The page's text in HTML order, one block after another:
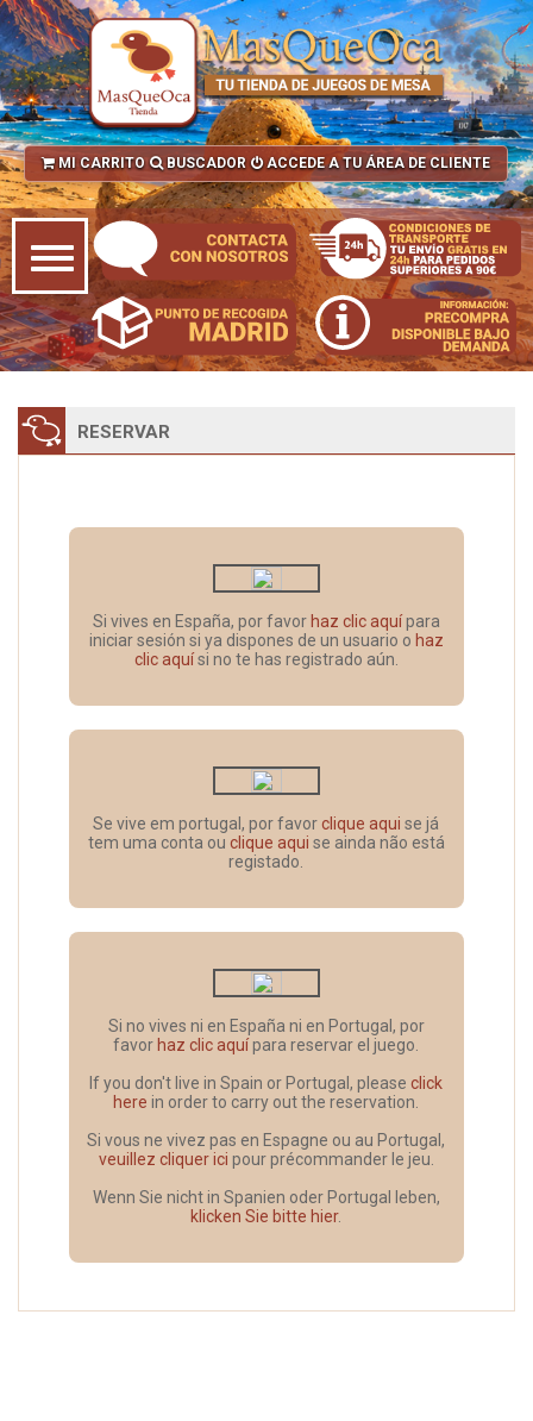
MI CARRITO BUSCADOR ACCEDE A TU ÁREA DE CLIENTE
RESERVAR
Si vives en España, por favor haz clic aquípara
iniciar sesión si ya dispones de un usuario o haz
clic aquísi no te has registrado aún.
Se vive em portugal, por favorclique aqui se já
tem uma conta ou clique aqui se ainda não está
registado.
Si no vives ni en España ni en Portugal, por
favor haz clic aquípara reservar el juego.
If you don't live in Spain or Portugal, pleaseclick
here in order to carry out the reservation.
Si vous ne vivez pas en Espagne ou au Portugal,
veuillez cliquer ici pour précommander le jeu.
Wenn Sie nicht in Spanien oder Portugal leben,
klicken Sie bitte hier.